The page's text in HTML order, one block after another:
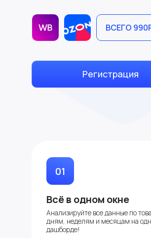
Регистрация
ВСЕГО
Анализируйте все данные по
дням, неделям и месяцам на
дашборде!
Всё в одном окне
01